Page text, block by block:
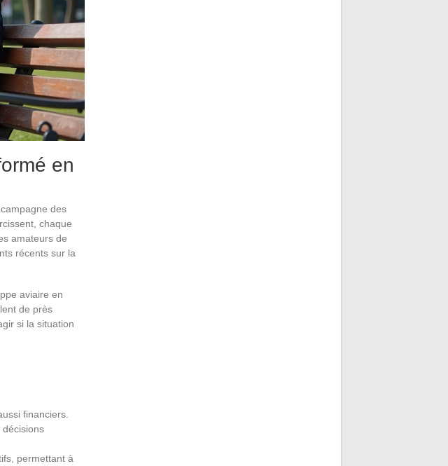
en
des
chaque
amateurs de
récents sur la
aviaire en
de près
si la situation
financiers.
décisions
permettant à